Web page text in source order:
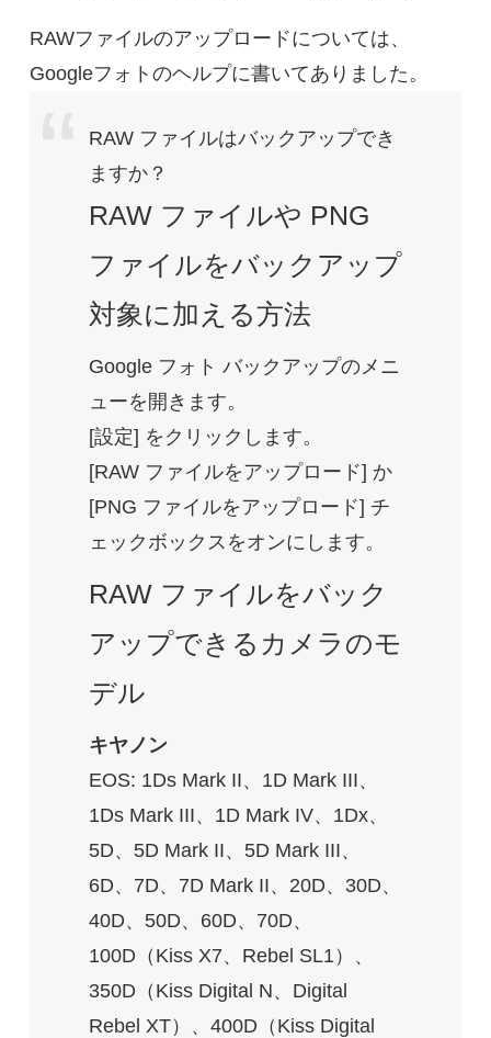
RAWファイルのアップロードについては、
Googleフォトのヘルプに書いてありました。
RAW ファイルはバックアップでき
ますか？
RAW ファイルや PNG
ファイルをバックアップ
対象に加える方法
Google フォト バックアップのメニ
ューを開きます。
[設定] をクリックします。
[RAW ファイルをアップロード] か
[PNG ファイルをアップロード] チ
ェックボックスをオンにします。
RAW ファイルをバック
アップできるカメラのモ
デル
キヤノン
EOS: 1Ds Mark II、1D Mark III、
1Ds Mark III、1D Mark IV、1Dx、
5D、5D Mark II、5D Mark III、
6D、7D、7D Mark II、20D、30D、
40D、50D、60D、70D、
100D（Kiss X7、Rebel SL1）、
350D（Kiss Digital N、Digital
Rebel XT）、400D（Kiss Digital